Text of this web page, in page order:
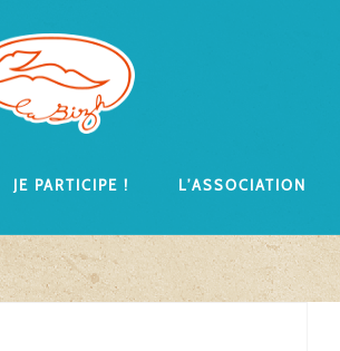
Je participe ! L’association